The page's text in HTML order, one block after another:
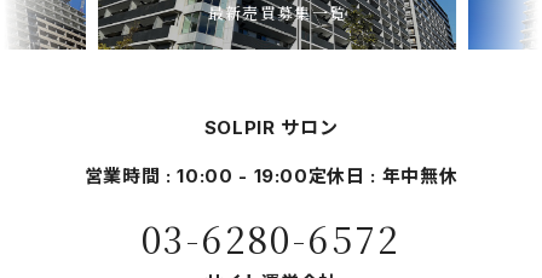
最新売買募集一覧
SOLPIR サロン
営業時間 : 10:00 - 19:00定休日 : 年中無休
03-6280-6572